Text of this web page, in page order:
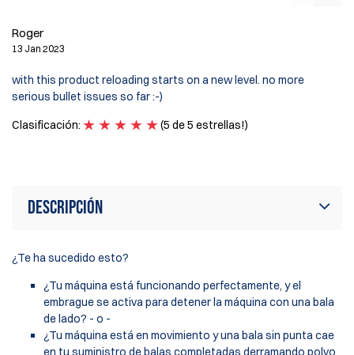
Roger
13 Jan 2023
with this product reloading starts on a new level. no more
serious bullet issues so far :-)
Clasificación:
(5 de 5 estrellas!)
Descripción
¿Te ha sucedido esto?
¿Tu máquina está funcionando perfectamente, y el
embrague se activa para detener la máquina con una bala
de lado? - o -
¿Tu máquina está en movimiento y una bala sin punta cae
en tu suministro de balas completadas derramando polvo